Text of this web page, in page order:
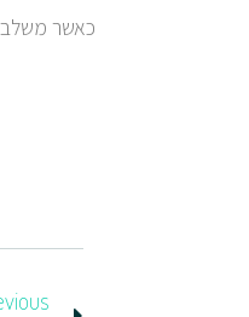
כאשר